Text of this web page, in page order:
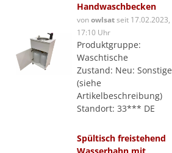
Handwaschbecken
vonowlsatseit 17.02.2023,
17:10 Uhr
Produktgruppe:
Waschtische
Zustand: Neu: Sonstige
(siehe
Artikelbeschreibung)
Standort: 33*** DE
Spültisch freistehend